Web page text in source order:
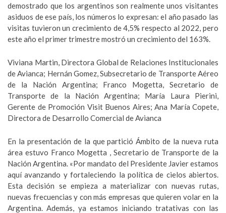
demostrado que los argentinos son realmente unos visitantes
asiduos de ese país, los números lo expresan: el año pasado las
visitas tuvieron un crecimiento de 4,5% respecto al 2022, pero
este año el primer trimestre mostró un crecimiento del 163%.
Viviana Martin, Directora Global de Relaciones Institucionales
de Avianca; Hernán Gomez, Subsecretario de Transporte Aéreo
de la Nación Argentina; Franco Mogetta, Secretario de
Transporte de la Nación Argentina; María Laura Pierini,
Gerente de Promoción Visit Buenos Aires; Ana María Copete,
Directora de Desarrollo Comercial de Avianca
En la presentación de la que partició Ámbito de la nueva ruta
área estuvo Franco Mogetta , Secretario de Transporte de la
Nación Argentina. «Por mandato del Presidente Javier estamos
aquí avanzando y fortaleciendo la política de cielos abiertos.
Esta decisión se empieza a materializar con nuevas rutas,
nuevas frecuencias y con más empresas que quieren volar en la
Argentina. Además, ya estamos iniciando tratativas con las